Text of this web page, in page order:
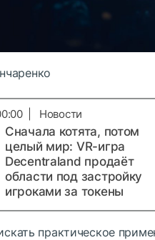
| Новости
Сначала котята, потом
целый мир: VR-игра
Decentraland продаёт
области под застройку
игроками за токены
практическое